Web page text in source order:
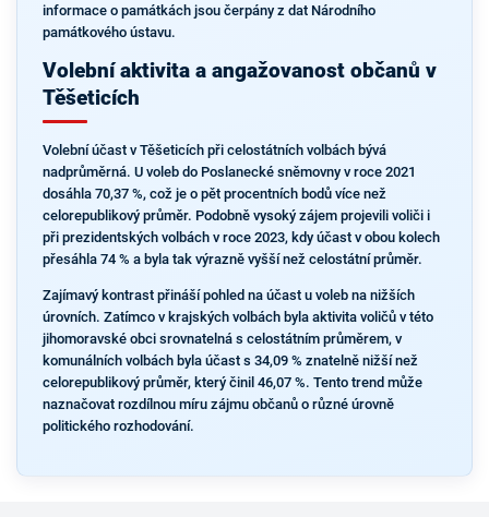
informace o památkách jsou čerpány z dat Národního
památkového ústavu.
Volební aktivita a angažovanost občanů v
Těšeticích
Volební účast v Těšeticích při celostátních volbách bývá
nadprůměrná. U voleb do Poslanecké sněmovny v roce 2021
dosáhla 70,37 %, což je o pět procentních bodů více než
celorepublikový průměr. Podobně vysoký zájem projevili voliči i
při prezidentských volbách v roce 2023, kdy účast v obou kolech
přesáhla 74 % a byla tak výrazně vyšší než celostátní průměr.
Zajímavý kontrast přináší pohled na účast u voleb na nižších
úrovních. Zatímco v krajských volbách byla aktivita voličů v této
jihomoravské obci srovnatelná s celostátním průměrem, v
komunálních volbách byla účast s 34,09 % znatelně nižší než
celorepublikový průměr, který činil 46,07 %. Tento trend může
naznačovat rozdílnou míru zájmu občanů o různé úrovně
politického rozhodování.